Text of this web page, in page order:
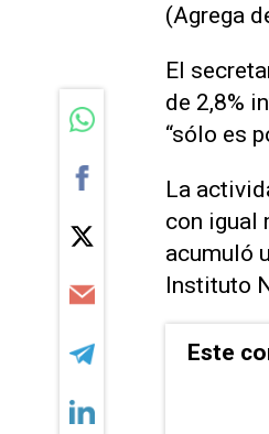
(Agrega
El
de 2,8%
“sólo es
La
con igual
acumuló
Instituto
Este